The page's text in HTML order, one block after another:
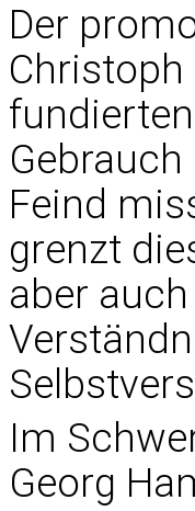
Der
Feind
grenzt
aber
Im
Georg